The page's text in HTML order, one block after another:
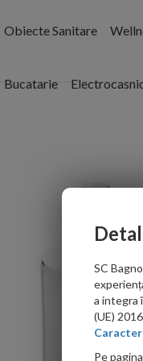
Obiecte Sanitare
Bucatarie
SC
a integra
(UE)
Pe pagina